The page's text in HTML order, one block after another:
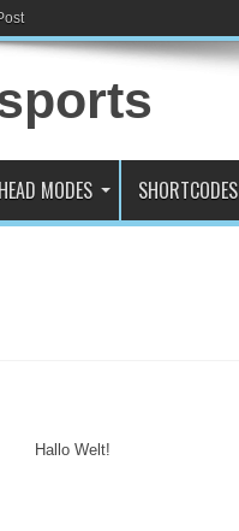
With Featured Imag
MODES SHORTCODES
Hallo Welt!